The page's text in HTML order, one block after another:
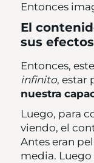
Entonces
El
sus
Entonces,
infinito, estar
nuestra
Luego, para
viendo, el
Antes eran
media. Luego